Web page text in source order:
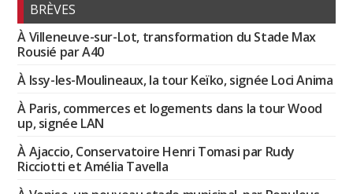
BRÈVES
À Villeneuve-sur-Lot, transformation du Stade Max
Rousié par A40
À Issy-les-Moulineaux, la tour Keïko, signée Loci Anima
À Paris, commerces et logements dans la tour Wood
up, signée LAN
À Ajaccio, Conservatoire Henri Tomasi par Rudy
Ricciotti et Amélia Tavella